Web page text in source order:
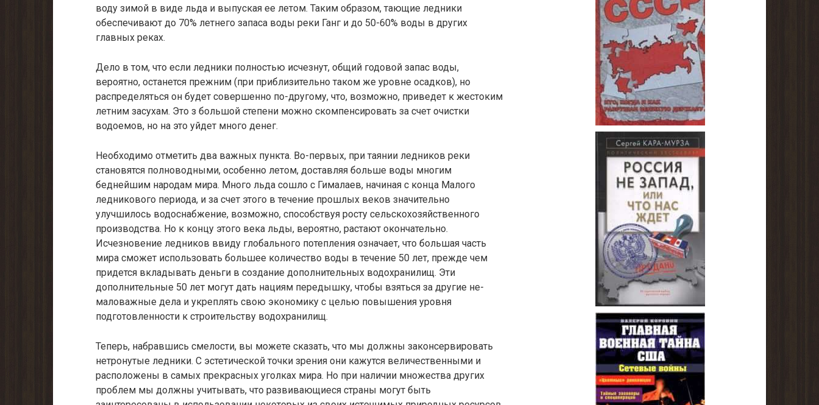
воду зимой в виде льда и выпуская ее летом. Таким обра­зом, тающие ледники
обеспечивают до 70% летнего запаса воды реки Ганг и до 50-60% воды в других
главных реках.
Дело в том, что если ледники полностью исчезнут, общий годовой запас воды,
вероятно, останется преж­ним (при приблизительно таком же уровне осадков), но
распределяться он будет совершенно по-другому, что, возможно, приведет к жестоким
летним засухам. Это з большой степени можно скомпенсировать за счет очистки
водоемов, но на это уйдет много денег.
Необходимо отметить два важных пункта. Во-пер­вых, при таянии ледников реки
становятся полново­дными, особенно летом, доставляя больше воды многим
беднейшим народам мира. Много льда сошло с Гима­лаев, начиная с конца Малого
ледникового периода, и за счет этого в течение прошлых веков значительно
улучшилось водоснабжение, возможно, способствуя росту сельскохозяйственного
производства. Но к кон­цу этого века льды, вероятно, растают окончательно.
Исчезновение ледников ввиду глобального потепления означает, что большая часть
мира сможет использовать большее количество воды в течение 50 лет, прежде чем
придется вкладывать деньги в создание дополнитель­ных водохранилищ. Эти
дополнительные 50 лет могут дать нациям передышку, чтобы взяться за другие не­
маловажные дела и укреплять свою экономику с целью повышения уровня
подготовленности к строительству водохранилищ.
Теперь, набравшись смелости, вы можете сказать, что мы должны законсервировать
нетронутые ледники. С эстетической точки зрения они кажутся величе­ственными и
расположены в самых прекрасных угол­ках мира. Но при наличии множества других
проблем мы должны учитывать, что развивающиеся страны могут быть